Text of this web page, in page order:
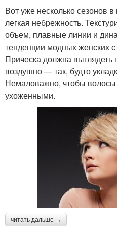
Вот уже несколько сезонов
легкая небрежность.
объем, плавные линии и
тенденции модных женских
Прическа должна выглядеть
воздушно — так, будто
Немаловажно, чтобы
ухоженными.
читать дальше →